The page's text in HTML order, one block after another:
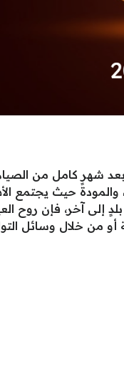
الراهن بالبحث عن أجمل رسائل تهنئة عيد الفطر 2025
والمودة حيث يجتمع
إلى آخر، فإن روح
أو من خلال وسائل